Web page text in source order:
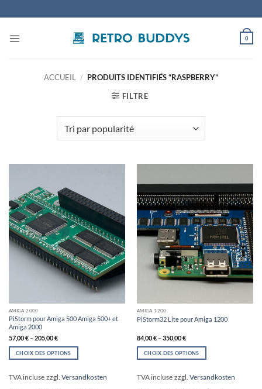
au
0
ACCUEIL / PRODUITS IDENTIFIÉS “RASPBERRY”
FILTRE
AMIGA 2000
PiStorm pour Amiga 500 Amiga 500+ et
Amiga 2000
57,00€–205,00€
CHOIX DES OPTIONS
produit
TVA incluse zzgl. Versandkosten
AMIGA 1200
PiStorm32 Lite pour Amiga 1200
84,00€–350,00€
CHOIX DES OPTIONS
produit
TVA incluse zzgl. Versandkosten